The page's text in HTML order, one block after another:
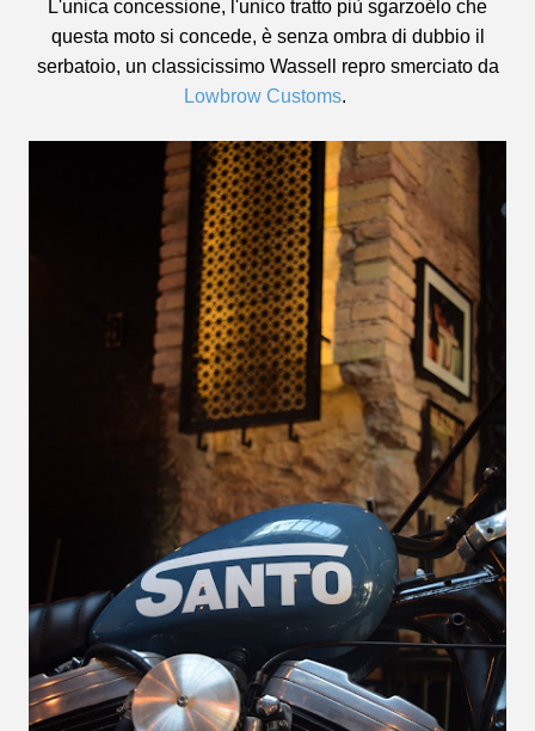
L'unica concessione, l'unico tratto più sgarzoélo che
questa moto si concede, è senza ombra di dubbio il
serbatoio, un classicissimo Wassell repro smerciato da
Lowbrow Customs.